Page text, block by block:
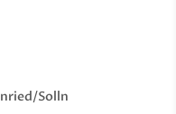
Solln